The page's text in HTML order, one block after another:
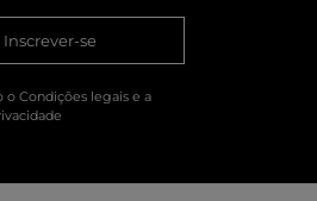
Inscrever-se
o Condições legais e a